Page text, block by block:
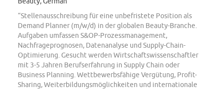
“Stellenausschreibung für eine unbefristete Position als
Demand Planner (m/w/d) in der globalen Beauty-Branche.
Aufgaben umfassen S&OP-Prozessmanagement,
Nachfrageprognosen, Datenanalyse und Supply-Chain-
Optimierung. Gesucht werden Wirtschaftswissenschaftler
mit 3-5 Jahren Berufserfahrung in Supply Chain oder
Business Planning. Wettbewerbsfähige Vergütung, Profit-
Sharing, Weiterbildungsmöglichkeiten und internationale